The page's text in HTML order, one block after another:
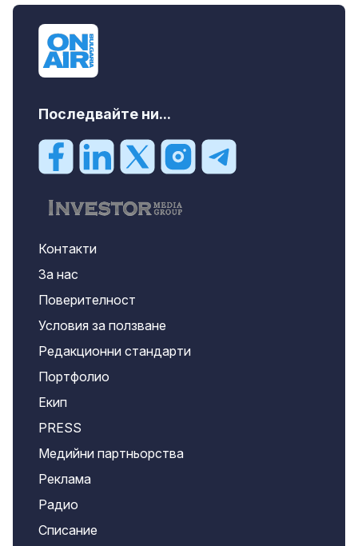
Последвайте ни...
Контакти
За нас
Поверителност
Условия за ползване
Редакционни стандарти
Портфолио
Екип
PRESS
Медийни партньорства
Реклама
Радио
Списание